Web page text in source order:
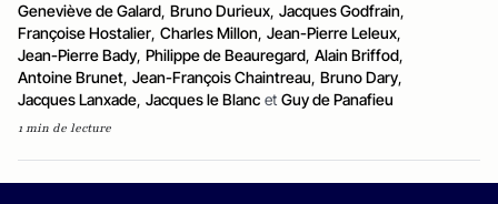
Geneviève de Galard, Bruno Durieux, Jacques Godfrain,
Françoise Hostalier, Charles Millon, Jean-Pierre Leleux,
Jean-Pierre Bady, Philippe de Beauregard, Alain Briffod,
Antoine Brunet, Jean-François Chaintreau, Bruno Dary,
Jacques Lanxade, Jacques le Blanc et Guy de Panafieu
1 min de lecture